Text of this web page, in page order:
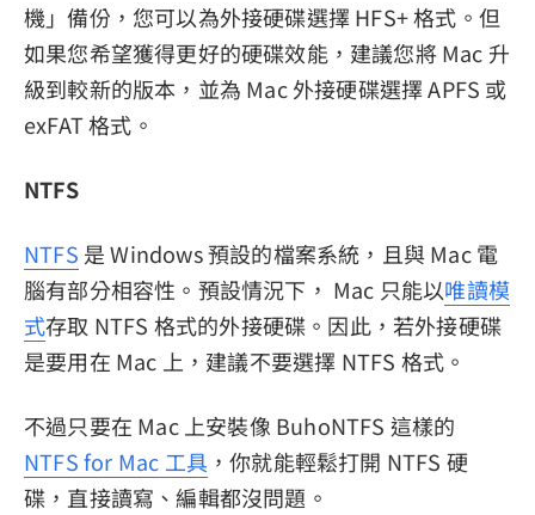
機」備份，您可以為外接硬碟選擇 HFS+ 格式。但
如果您希望獲得更好的硬碟效能，建議您將 Mac 升
級到較新的版本，並為 Mac 外接硬碟選擇 APFS 或
exFAT 格式。
NTFS
NTFS 是 Windows 預設的檔案系統，且與 Mac 電
腦有部分相容性。預設情況下， Mac 只能以唯讀模
式存取 NTFS 格式的外接硬碟。因此，若外接硬碟
是要用在 Mac 上，建議不要選擇 NTFS 格式。
不過只要在 Mac 上安裝像 BuhoNTFS 這樣的
NTFS for Mac 工具 ，你就能輕鬆打開 NTFS 硬
碟，直接讀寫、編輯都沒問題。